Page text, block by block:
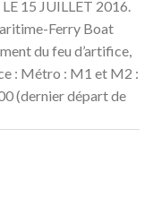
15 JUILLET 2016.
Ferry Boat
du feu d’artifice,
: Métro : M1 et M2 :
(dernier départ de